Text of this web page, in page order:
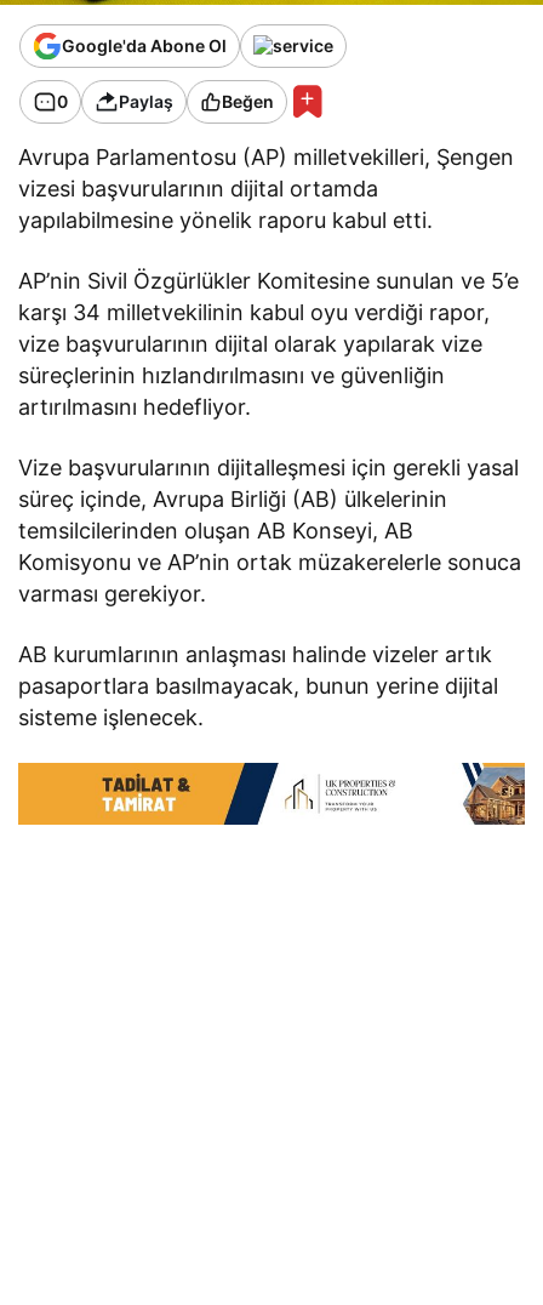
Google'da Abone Ol
0 Paylaş Beğen
Avrupa Parlamentosu (AP) milletvekilleri, Şengen
vizesi başvurularının dijital ortamda
yapılabilmesine yönelik raporu kabul etti.
AP’nin Sivil Özgürlükler Komitesine sunulan ve 5’e
karşı 34 milletvekilinin kabul oyu verdiği rapor,
vize başvurularının dijital olarak yapılarak vize
süreçlerinin hızlandırılmasını ve güvenliğin
artırılmasını hedefliyor.
Vize başvurularının dijitalleşmesi için gerekli yasal
süreç içinde, Avrupa Birliği (AB) ülkelerinin
temsilcilerinden oluşan AB Konseyi, AB
Komisyonu ve AP’nin ortak müzakerelerle sonuca
varması gerekiyor.
AB kurumlarının anlaşması halinde vizeler artık
pasaportlara basılmayacak, bunun yerine dijital
sisteme işlenecek.